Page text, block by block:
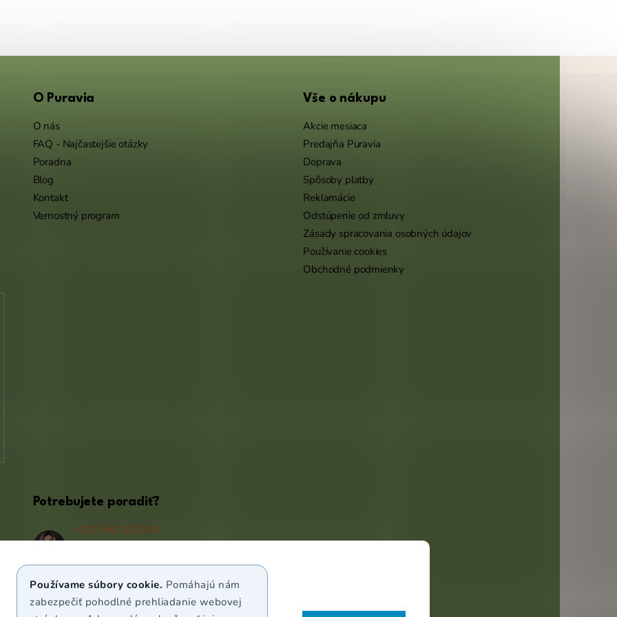
Používame súbory cookie. Pomáhajú nám
zabezpečiť pohodlné prehliadanie webovej
O Puravia
O nás
FAQ - Najčastejšie otázky
Poradna
Blog
Kontakt
Vernostný program
Vše o nákupu
Akcie mesiaca
Predajňa Puravia
Doprava
Spôsoby platby
Reklamácie
Odstúpenie od zmluvy
Zásady spracovania osobných údajov
Používanie cookies
Obchodné podmienky
Potrebujete poradiť?
+421 950 105 034
info@puravia.sk
WhatsApp